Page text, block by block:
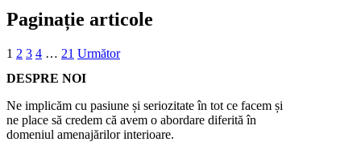
Paginație articole
1 2 3 4 … 21 Următor
DESPRE NOI
Ne implicăm cu pasiune și seriozitate în tot ce facem și
ne place să credem că avem o abordare diferită în
domeniul amenajărilor interioare.